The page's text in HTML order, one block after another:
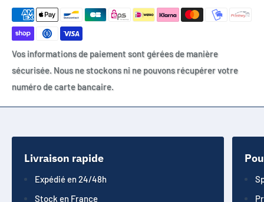
Vos informations de paiement sont gérées de manière
sécurisée. Nous ne stockons ni ne pouvons récupérer votre
numéro de carte bancaire.
Livraison rapide
Expédié en 24/48h
Stock en France